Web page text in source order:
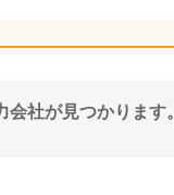
社が見つかります。